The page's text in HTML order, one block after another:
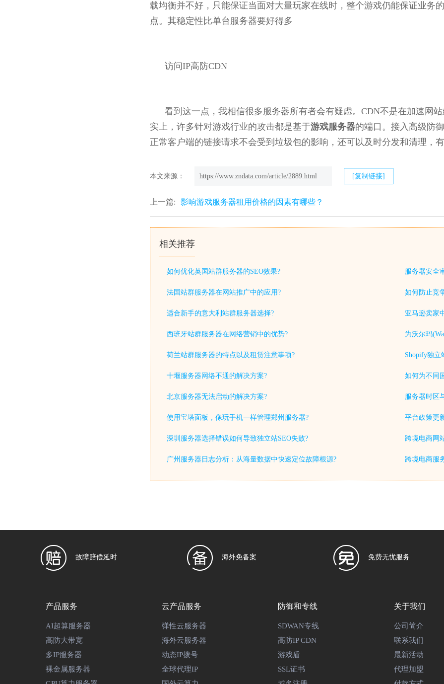
载均衡并不好，只能保证当面对大量玩家在线时，整个游戏仍能保证业务
点。其稳定性比单台服务器要好得多
访问IP高防CDN
看到这一点，我相信很多服务器所有者会有疑虑。CDN不是在加速网
实上，许多针对游戏行业的攻击都是基于游戏服务器的端口。接入高级防
正常客户端的链接请求不会受到垃圾包的影响，还可以及时分发和清理，
本文来源： https://www.zndata.com/article/2889.html [复制链接]
上一篇: 影响游戏服务器租用价格的因素有哪些？
相关推荐
如何优化英国站群服务器的SEO效果?
法国站群服务器在网站推广中的应用?
适合新手的意大利站群服务器选择?
西班牙站群服务器在网络营销中的优势?
荷兰站群服务器的特点以及租赁注意事项?
十堰服务器网络不通的解决方案?
北京服务器无法启动的解决方案?
使用宝塔面板，像玩手机一样管理郑州服务器?
深圳服务器选择错误如何导致独立站SEO失败?
广州服务器日志分析：从海量数据中快速定位故障根源?
服务器安全
如何防止竞
亚马逊卖家
为沃尔玛
Shopify独立
如何为不同
服务器时区
平台政策更
跨境电商网
跨境电商服
故障赔偿延时 海外免备案 免费无忧服务
产品服务
AI超算服务器
高防大带宽
多IP服务器
裸金属服务器
云产品服务
弹性云服务器
海外云服务器
动态IP拨号
全球代理IP
防御和专线
SDWAN专线
高防IP CDN
游戏盾
SSL证书
关于我们
公司简介
联系我们
最新活动
代理加盟